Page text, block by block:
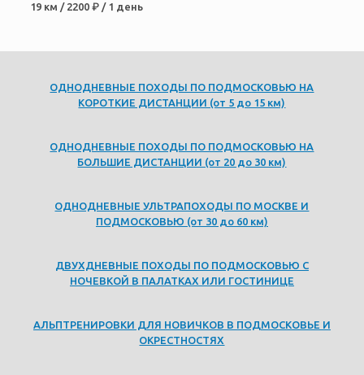
19 км / 2200 ₽ / 1 день
ОДНОДНЕВНЫЕ ПОХОДЫ ПО ПОДМОСКОВЬЮ НА
КОРОТКИЕ ДИСТАНЦИИ (от 5 до 15 км)
ОДНОДНЕВНЫЕ ПОХОДЫ ПО ПОДМОСКОВЬЮ НА
БОЛЬШИЕ ДИСТАНЦИИ (от 20 до 30 км)
ОДНОДНЕВНЫЕ УЛЬТРАПОХОДЫ ПО МОСКВЕ И
ПОДМОСКОВЬЮ (от 30 до 60 км)
ДВУХДНЕВНЫЕ ПОХОДЫ ПО ПОДМОСКОВЬЮ С
НОЧЕВКОЙ В ПАЛАТКАХ ИЛИ ГОСТИНИЦЕ
АЛЬПТРЕНИРОВКИ ДЛЯ НОВИЧКОВ В ПОДМОСКОВЬЕ И
ОКРЕСТНОСТЯХ